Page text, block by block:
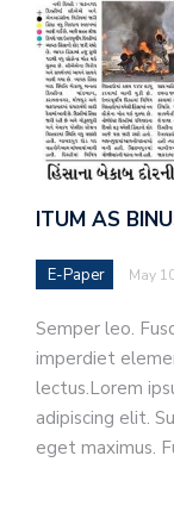
ITUM AS
E-Paper May
Semper leo.
imperdiet
lectus.Lorem
adipiscing elit.
eget maximus.